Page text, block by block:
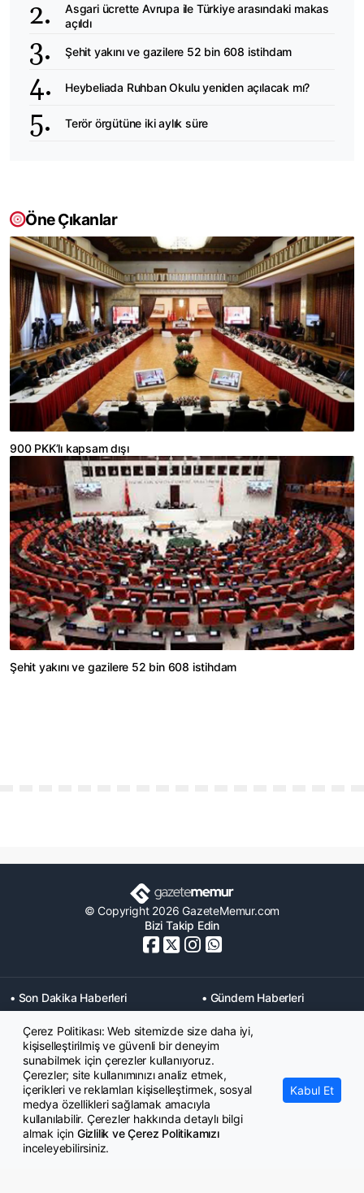
Asgari ücrette Avrupa ile Türkiye arasındaki makas
açıldı
Şehit yakını ve gazilere 52 bin 608 istihdam
Heybeliada Ruhban Okulu yeniden açılacak mı?
Terör örgütüne iki aylık süre
Öne Çıkanlar
900 PKK’lı kapsam dışı
Şehit yakını ve gazilere 52 bin 608 istihdam
© Copyright 2026 GazeteMemur.com
Bizi Takip Edin
• Son Dakika Haberleri
• Gündem Haberleri
• Memurlar Haberleri
• KPSS Haberleri
• Ekonomi Haberleri
• Eğitim Haberleri
• Yaşam Haberleri
• Maaş Verileri Haberleri
• Mahkeme Kararları
Haberleri
Çerez Politikası: Web sitemizde size daha iyi,
kişiselleştirilmiş ve güvenli bir deneyim
sunabilmek için çerezler kullanıyoruz.
Çerezler; site kullanımınızı analiz etmek,
içerikleri ve reklamları kişiselleştirmek, sosyal
medya özellikleri sağlamak amacıyla
kullanılabilir. Çerezler hakkında detaylı bilgi
almak için Gizlilik ve Çerez Politikamızı
inceleyebilirsiniz.
Kabul Et